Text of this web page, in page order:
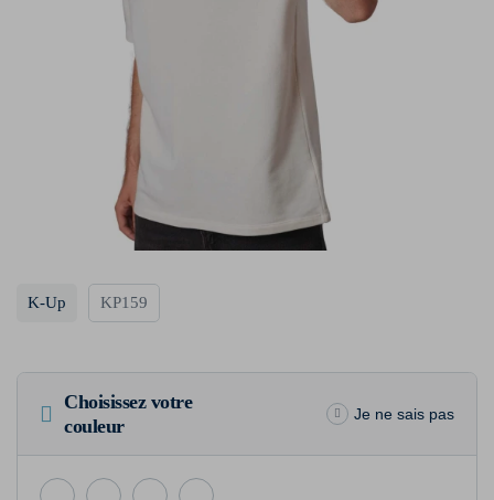
K-Up KP159
Choisissez votre
couleur
Je ne sais pas